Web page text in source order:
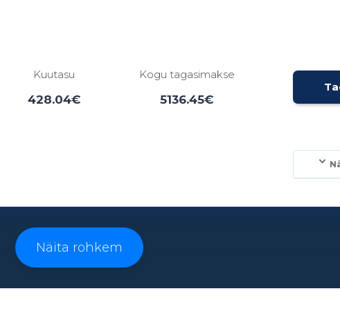
Kuutasu
428.04€
Kogu tagasimakse
5136.45€
3 - 96 kuud
Näita rohkem